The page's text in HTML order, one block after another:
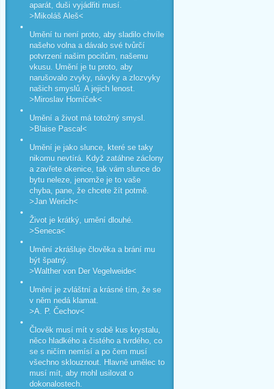
aparát, duši vyjádřiti musí.
>Mikoláš Aleš<
Umění tu není proto, aby sladilo chvíle
našeho volna a dávalo své tvůrčí
potvrzení našim pocitům, našemu
vkusu. Umění je tu proto, aby
narušovalo zvyky, návyky a zlozvyky
našich smyslů. A jejich lenost.
>Miroslav Horníček<
Umění a život má totožný smysl.
>Blaise Pascal<
Umění je jako slunce, které se taky
nikomu nevtírá. Když zatáhne záclony
a zavřete okenice, tak vám slunce do
bytu neleze, jenomže je to vaše
chyba, pane, že chcete žít potmě.
>Jan Werich<
Život je krátký, umění dlouhé.
>Seneca<
Umění zkrášluje člověka a brání mu
být špatný.
>Walther von Der Vegelweide<
Umění je zvláštní a krásné tím, že se
v něm nedá klamat.
>A. P. Čechov<
Člověk musí mít v sobě kus krystalu,
něco hladkého a čistého a tvrdého, co
se s ničím nemísí a po čem musí
všechno sklouznout. Hlavně umělec to
musí mít, aby mohl usilovat o
dokonalostech.